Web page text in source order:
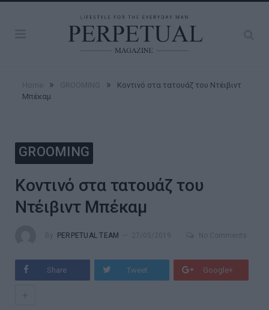
» »
Κοντινό στα τατουάζ του Ντέιβιντ
Μπέκαμ
GROOMING
Κοντινό στα τατουάζ του
Ντέιβιντ Μπέκαμ
PERPETUAL TEAM
Share Tweet Google+